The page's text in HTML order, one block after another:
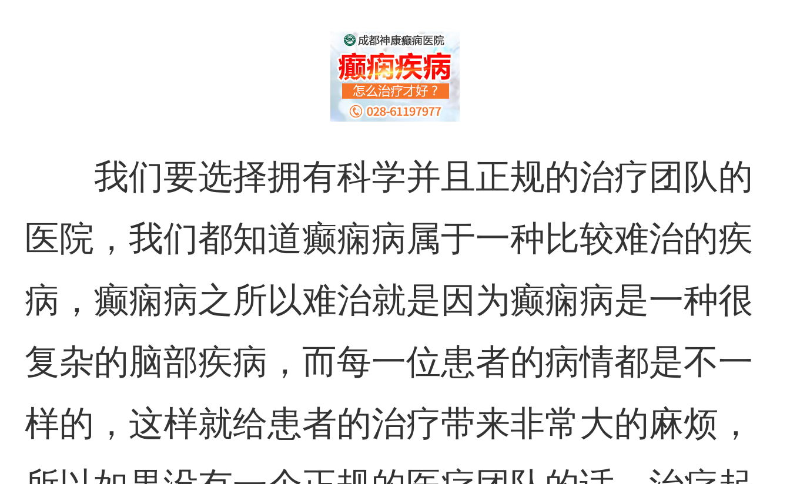
我们要选择拥有科学并且正规的治疗团队的
医院，我们都知道癫痫病属于一种比较难治的疾
病，癫痫病之所以难治就是因为癫痫病是一种很
复杂的脑部疾病，而每一位患者的病情都是不一
样的，这样就给患者的治疗带来非常大的麻烦，